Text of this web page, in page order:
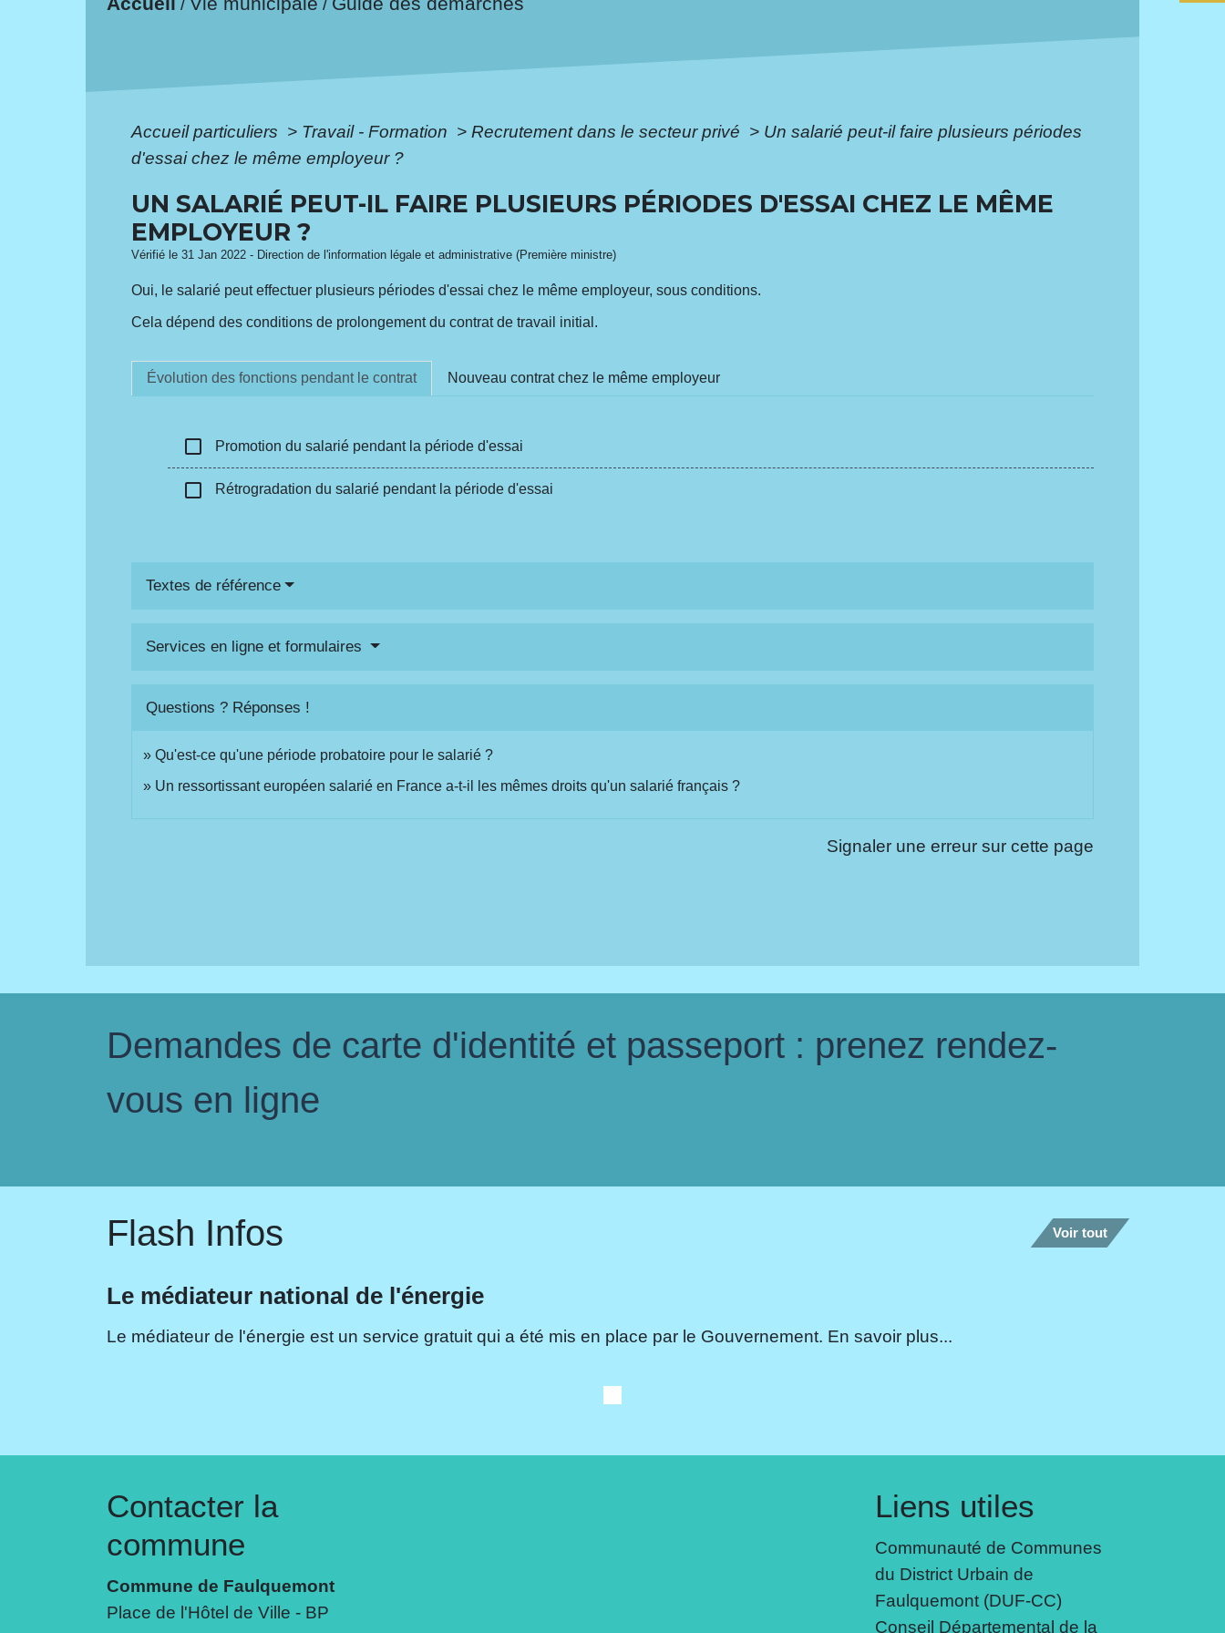
/ /
Accueil particuliers > Travail - Formation > Recrutement dans le secteur privé > Un salarié peut-il faire plusieurs périodes
d'essai chez le même employeur ?
UN SALARIÉ PEUT-IL FAIRE PLUSIEURS PÉRIODES D'ESSAI CHEZ LE MÊME
EMPLOYEUR ?
Vérifié le 31 Jan 2022 - Direction de l'information légale et administrative (Première ministre)
Oui, le salarié peut effectuer plusieurs périodes d'essai chez le même employeur, sous conditions.
Cela dépend des conditions de prolongement du contrat de travail initial.
Évolution des fonctions pendant le contrat Nouveau contrat chez le même employeur
check_box_outline_blank Promotion du salarié pendant la période d'essai
check_box_outline_blank Rétrogradation du salarié pendant la période d'essai
Textes de référence
Services en ligne et formulaires
Questions ? Réponses !
Qu'est-ce qu'une période probatoire pour le salarié ?
Un ressortissant européen salarié en France a-t-il les mêmes droits qu'un salarié français ?
Signaler une erreur sur cette page
Demandes de carte d'identité et passeport : prenez rendez-
vous en ligne
Flash Infos Voir tout
Le médiateur national de l'énergie
Le médiateur de l'énergie est un service gratuit qui a été mis en place par le Gouvernement. En savoir plus...
Contacter la
commune
Commune de Faulquemont
Place de l'Hôtel de Ville - BP
Liens utiles
Communauté de Communes
du District Urbain de
Faulquemont (DUF-CC)
Conseil Départemental de la